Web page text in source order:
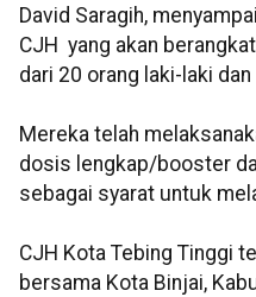
David Saragih,
CJH yang akan
dari 20 orang laki-laki
Mereka telah
dosis lengkap/booster
sebagai syarat untuk
CJH Kota Tebing Tinggi
bersama Kota Binjai,